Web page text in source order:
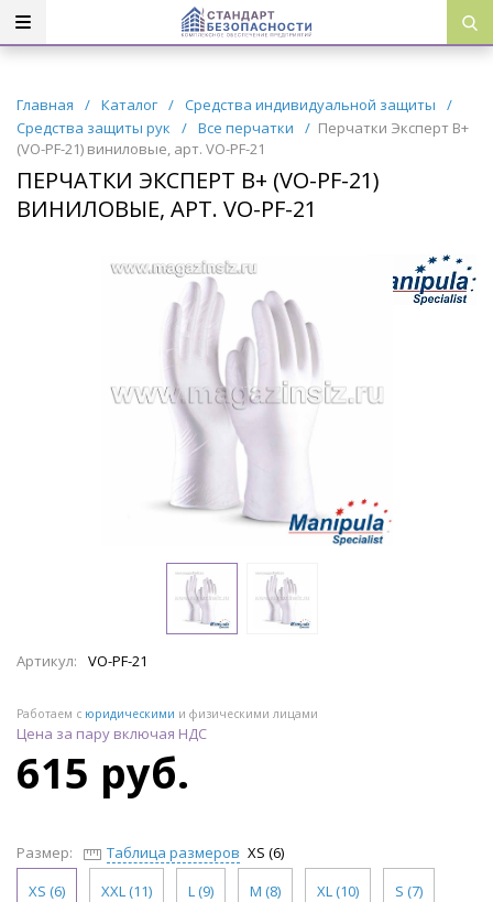
Главная / Каталог / Средства индивидуальной защиты
/
Средства защиты рук
/ Все перчатки / Перчатки Эксперт В+
(VO-PF-21) виниловые, арт. VO-PF-21
ПЕРЧАТКИ ЭКСПЕРТ В+ (VO-PF-21)
ВИНИЛОВЫЕ, АРТ. VO-PF-21
Артикул: VO-PF-21
Работаем с юридическими и физическими лицами
Цена за пару включая НДС
615 руб.
Размер: Таблица размеров XS (6)
XS (6)
XXL (11) L (9) M (8) XL (10) S (7)